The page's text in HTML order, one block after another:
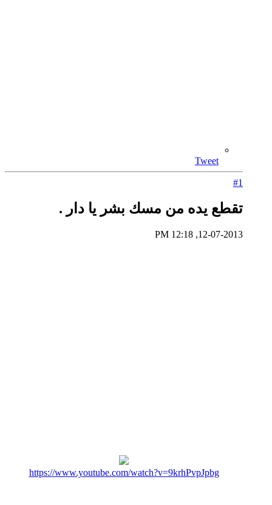
Tweet
تقطع يده من مسك بشر يا دار .
12-07-2013, 12:18 PM
https://www.youtube.com/watch?v=9krhPvpJpbg